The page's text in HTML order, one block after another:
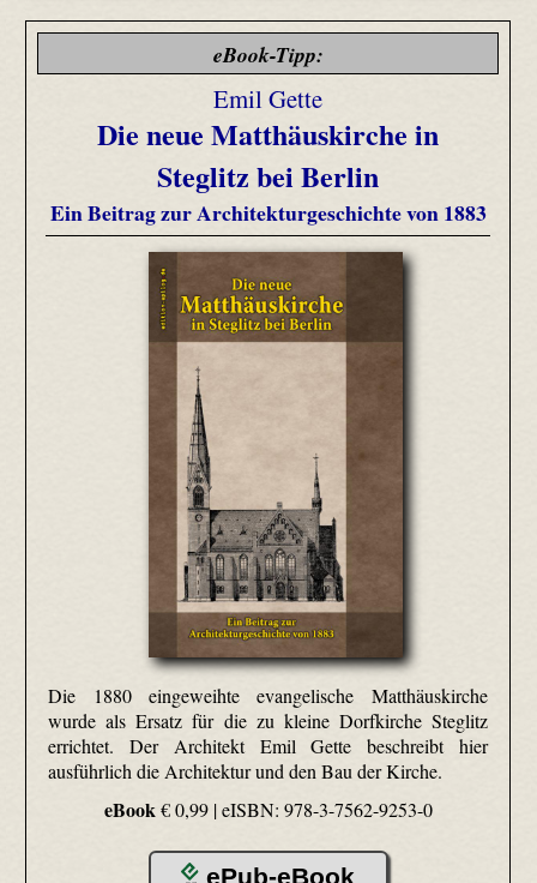
eBook-Tipp:
Emil Gette
Die neue Matthäuskirche in
Steglitz bei Berlin
Ein Beitrag zur Architekturgeschichte von 1883
Die 1880 eingeweihte evangelische Matthäuskirche
wurde als Ersatz für die zu kleine Dorfkirche Steglitz
errichtet. Der Architekt Emil Gette beschreibt hier
ausführlich die Architektur und den Bau der Kirche.
eBook€ 0,99 |eISBN: 978-3-7562-9253-0
ePub-eBook